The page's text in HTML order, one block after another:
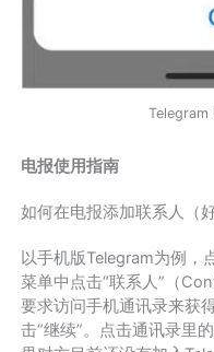
Telegram
电报使用指南
如何在电报添加联系人（好
以手机版Telegram为例，
菜单中点击“联系人”（
要求访问手机通讯录来获
击“继续”。点击通讯录里